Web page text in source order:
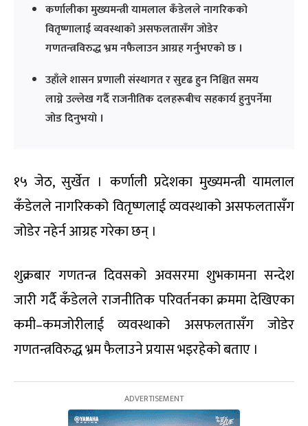
कर्णालीका मुख्यमन्त्री यामलाल कँडेलले नागरिकको
वितृष्णालाई व्यवस्थाको असफलतासँग जोडेर
गणतन्त्रविरुद्ध भ्रम नफैलाउन आग्रह गर्नुभएको छ ।
उहाँले शासन प्रणाली संस्थागत र सुदृढ हुन निश्चित समय
लाग्ने उल्लेख गर्दै राजनीतिक दलहरूबीच सहकार्य हुनुपर्नेमा
जोड दिनुभयो ।
१५ जेठ, सुर्खेत । कर्णाली प्रदेशका मुख्यमन्त्री यामलाल
कँडेलले नागरिकको वितृष्णलाई व्यवस्थाको असफलतासँग
जोडेर नहेर्न आग्रह गरेका छन् ।
‎‎शुक्रबार गणतन्त्र दिवसको अवसरमा शुभकामना सन्देश
जारी गर्दै कँडेलले राजनीतिक परिवर्तनका क्रममा देखिएका
कमी–कमजोरीलाई व्यवस्थाको असफलतासँग जोडेर
गणतन्त्रविरुद्ध भ्रम फैलाउने प्रयास भइरहेको बताए ।